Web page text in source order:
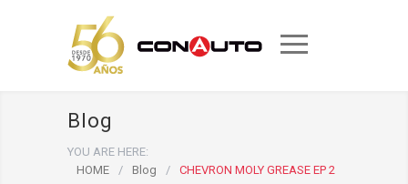
Blog
YOU ARE HERE:
HOME
/ Blog / CHEVRON MOLY GREASE EP 2